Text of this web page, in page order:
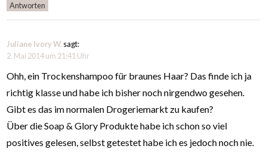
Antworten
Juliane Ivory W. sagt:
2. Mai 2014 um 21:41 Uhr
Ohh, ein Trockenshampoo für braunes Haar? Das finde ich ja
richtig klasse und habe ich bisher noch nirgendwo gesehen.
Gibt es das im normalen Drogeriemarkt zu kaufen?
Über die Soap & Glory Produkte habe ich schon so viel
positives gelesen, selbst getestet habe ich es jedoch noch nie.